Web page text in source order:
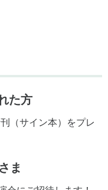
た方
（サイン本）をプレ
ま